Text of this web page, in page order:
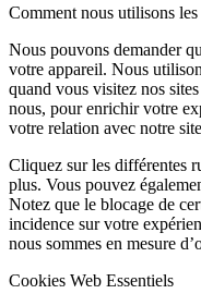
Comment nous utilisons
Nous pouvons demander
votre appareil. Nous
quand vous visitez nos
nous, pour enrichir votre
votre relation avec notre
Cliquez sur les différentes
plus. Vous pouvez
Notez que le blocage de
incidence sur votre
nous sommes en mesure
Cookies Web Essentiels